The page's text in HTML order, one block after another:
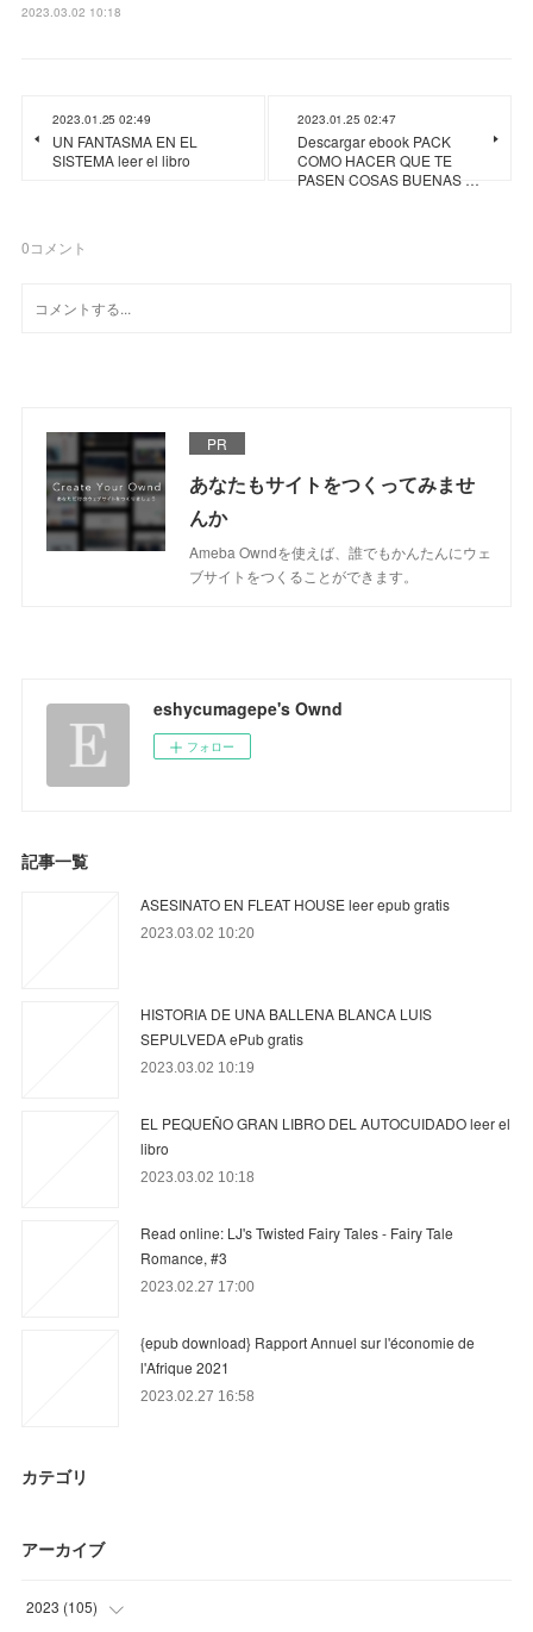
2023.03.02 10:18
2023.01.25 02:49
UN FANTASMA EN EL
SISTEMA leer el libro
2023.01.25 02:47
Descargar ebook PACK
COMO HACER QUE TE
PASEN COSAS BUENAS …
0コメント
PR
あなたもサイトをつくってみませ
んか
Ameba Owndを使えば、誰でもかんたんにウェ
ブサイトをつくることができます。
eshycumagepe's Ownd
フォロー
記事一覧
ASESINATO EN FLEAT HOUSE leer epub gratis
2023.03.02 10:20
HISTORIA DE UNA BALLENA BLANCA LUIS
SEPULVEDA ePub gratis
2023.03.02 10:19
EL PEQUEÑO GRAN LIBRO DEL AUTOCUIDADO leer el
libro
2023.03.02 10:18
Read online: LJ's Twisted Fairy Tales - Fairy Tale
Romance, #3
2023.02.27 17:00
{epub download} Rapport Annuel sur l'économie de
l'Afrique 2021
2023.02.27 16:58
カテゴリ
アーカイブ
2023 (105)